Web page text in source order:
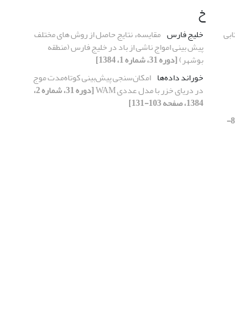
[دوره 31، شماره 2، 1384، صفحه 89-
خ
خلیج فارس مقایسهء نتایج حاصل از روش های مختلف
پیش بینی امواج ناشی از باد در خلیج فارس (منطقه
بوشهر)[دوره 31، شماره 1، 1384]
خوراند داده‌ها امکان‌سنجی پیش‌بینی کوتاه‌مدت موج
در دریای خزر با مدل عددی WAM [دوره 31، شماره 2،
1384، صفحه 103-131]